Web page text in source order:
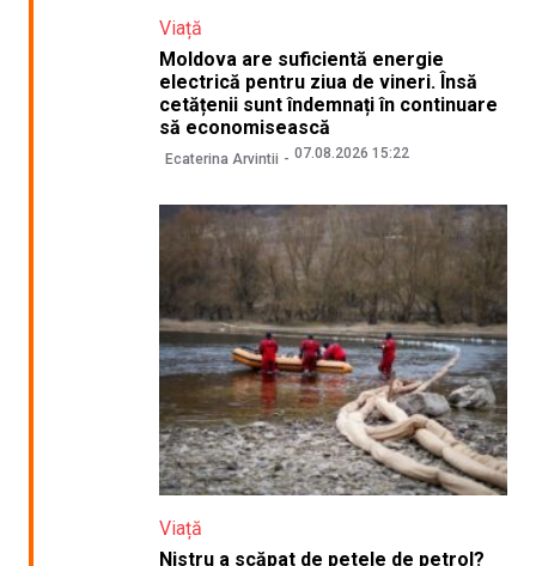
Viață
Moldova are suficientă energie
electrică pentru ziua de vineri. Însă
cetățenii sunt îndemnați în continuare
să economisească
Ecaterina Arvintii 07.08.2026 15:22
Viață
Nistru a scăpat de petele de petrol?